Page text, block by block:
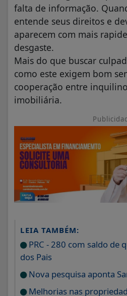
falta de informação.
entende seus direitos e
aparecem com mais
desgaste.
Mais do que buscar
como este exigem bom
cooperação entre
imobiliária.
LEIA TAMBÉM:
PRC - 280 com saldo de
dos Pais
Nova pesquisa aponta
Melhorias nas